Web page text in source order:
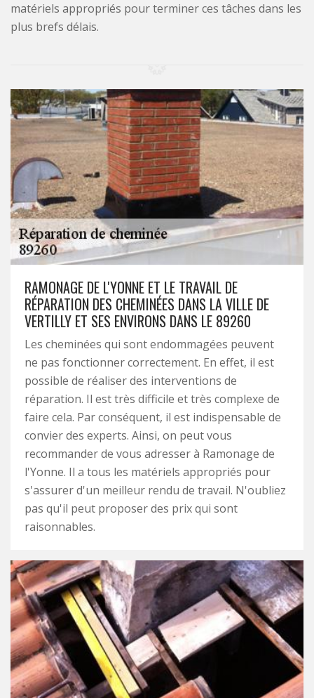
matériels appropriés pour terminer ces tâches dans les
plus brefs délais.
RAMONAGE DE L'YONNE ET LE TRAVAIL DE
RÉPARATION DES CHEMINÉES DANS LA VILLE DE
VERTILLY ET SES ENVIRONS DANS LE 89260
Les cheminées qui sont endommagées peuvent
ne pas fonctionner correctement. En effet, il est
possible de réaliser des interventions de
réparation. Il est très difficile et très complexe de
faire cela. Par conséquent, il est indispensable de
convier des experts. Ainsi, on peut vous
recommander de vous adresser à Ramonage de
l'Yonne. Il a tous les matériels appropriés pour
s'assurer d'un meilleur rendu de travail. N'oubliez
pas qu'il peut proposer des prix qui sont
raisonnables.